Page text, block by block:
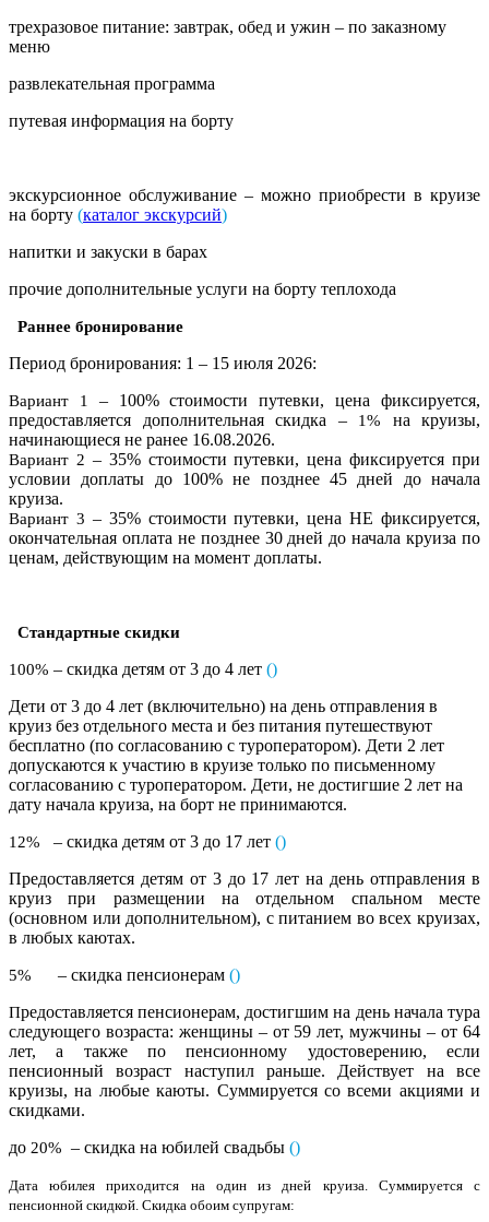
трехразовое питание: завтрак, обед и ужин – по заказному
меню
развлекательная программа
путевая информация на борту
экскурсионное обслуживание – можно приобрести в круизе
на борту (каталог экскурсий)
напитки и закуски в барах
прочие дополнительные услуги на борту теплохода
Раннее бронирование
Период бронирования: 1 – 15 июля 2026:
Вариант 1
– 100% стоимости путевки, цена фиксируется,
предоставляется дополнительная скидка – 1% на круизы,
начинающиеся не ранее 16.08.2026.
Вариант 2 – 35% стоимости путевки, цена фиксируется при
условии доплаты до 100% не позднее 45 дней до начала
круиза.
Вариант 3 – 35% стоимости путевки, цена НЕ фиксируется,
окончательная оплата не позднее 30 дней до начала круиза по
ценам, действующим на момент доплаты.
Стандартные скидки
100% – скидка детям от 3 до 4 лет ()
Дети от 3 до 4 лет (включительно) на день отправления в
круиз без отдельного места и без питания путешествуют
бесплатно (по согласованию с туроператором). Дети 2 лет
допускаются к участию в круизе только по письменному
согласованию с туроператором. Дети, не достигшие 2 лет на
дату начала круиза, на борт не принимаются.
12% – скидка детям от 3 до 17 лет ()
Предоставляется детям от 3 до 17 лет на день отправления в
круиз при размещении на отдельном спальном месте
(основном или дополнительном), с питанием во всех круизах,
в любых каютах.
5% – скидка пенсионерам ()
Предоставляется пенсионерам, достигшим на день начала тура
следующего возраста: женщины – от 59 лет, мужчины – от 64
лет, а также по пенсионному удостоверению, если
пенсионный возраст наступил раньше. Действует на все
круизы, на любые каюты. Суммируется со всеми акциями и
скидками.
до 20% – скидка на юбилей свадьбы ()
Дата юбилея приходится на один из дней круиза. Суммируется с
пенсионной скидкой. Скидка обоим супругам: